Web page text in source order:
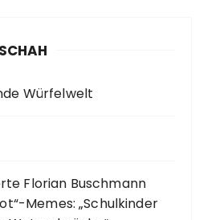
Würfelwelt
Florian Buschmann
Memes: „Schulkinder